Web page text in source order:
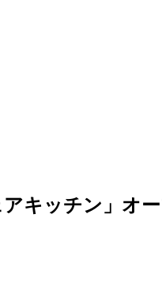
キッチン」オ